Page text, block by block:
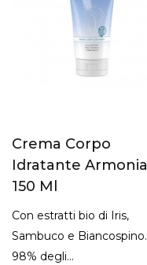
Crema Corpo
Idratante Armonia
150 Ml
Con estratti bio di Iris,
Sambuco e Biancospino.
98% degli...